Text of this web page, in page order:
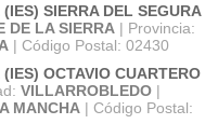
SIERRA DEL SEGURA
DE LA SIERRA | Provincia:
| Código Postal: 02430
OCTAVIO CUARTERO
VILLARROBLEDO |
MANCHA | Código Postal: